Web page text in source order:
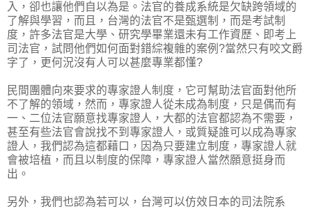
入，卻也讓他們自以為是。法官的養成系統是欠缺跨領域的
了解與學習，而且，台灣的法官不是甄選制，而是考試制
度，許多法官是大學、研究學畢業還未有工作資歷、即考上
司法官，試問他們如何面對錯綜複雜的案例?當然只有咬文爵
字了，更何況沒有人可以甚麼專業都懂?
民間團體向來要求的專家證人制度，它可幫助法官面對他所
不了解的領域，然而，專家證人從未成為制度，只是偶而有
一、二位法官願意找專家證人，大都的法官都認為不需要，
甚至有些法官會說找不到專家證人，或質疑誰可以成為專家
證人，我們認為這都藉口，因為只要建立制度，專家證人就
會被培植，而且以制度的保障，專家證人當然願意挺身而
出。
另外，我們也認為若可以，台灣可以仿效日本的司法院系